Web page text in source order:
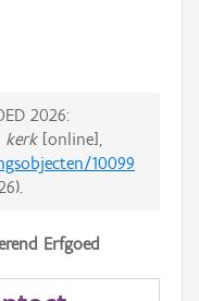
2026:
kerk[online],
10099
).
Erfgoed